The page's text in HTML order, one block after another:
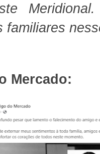
familiares
Mercado: